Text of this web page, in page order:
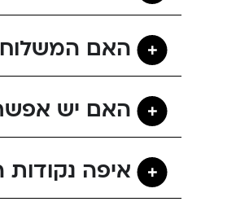
האם
האם יש
איפה נקודות